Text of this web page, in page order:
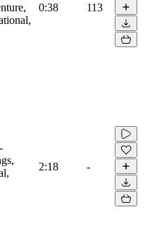
0:38 113
2:18 -